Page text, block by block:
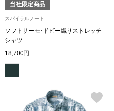
当社限定商品
スパイラルノート
ソフトサーモ･ドビー織りストレッチ
シャツ
18,700円